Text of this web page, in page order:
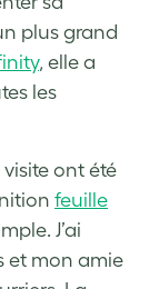
plus grand
, elle a
les
visite ont été
feuille
J’ai
et mon amie